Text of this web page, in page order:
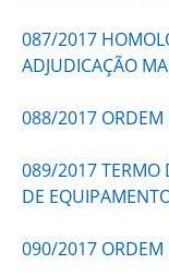
087/2017
ADJUDICAÇÃO
088/2017 ORDEM
089/2017 TERMO
DE
090/2017 ORDEM